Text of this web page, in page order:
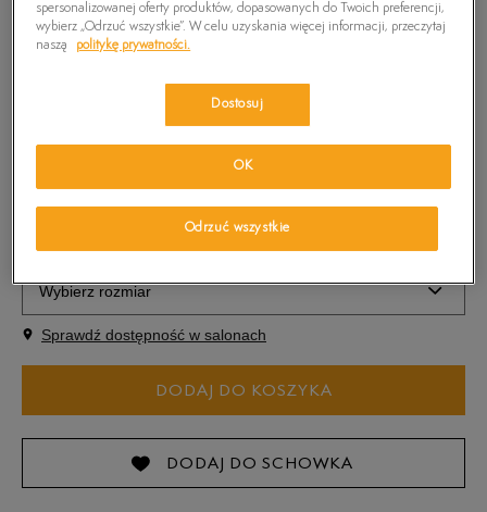
Wybierz rozmiar
Rozmiary EU
25 cm Powiadom o dostępności
25,5 cm Powiadom o dostępności
Sprawdź dostępność w salonach
DODAJ DO KOSZYKA
DODAJ DO SCHOWKA
spersonalizowanej oferty produktów, dopasowanych do Twoich preferencji,
wybierz „Odrzuć wszystkie”. W celu uzyskania więcej informacji, przeczytaj
naszą
politykę prywatności.
Dostosuj
Odrzuć wszystkie
OK